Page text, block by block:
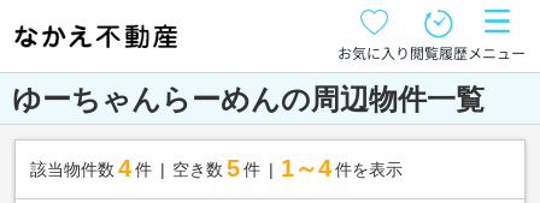
お気に入り閲覧履歴メニュー
ゆーちゃんらーめんの周辺物件一覧
該当物件数 4件 空き数 5 件 1～4 件を表示